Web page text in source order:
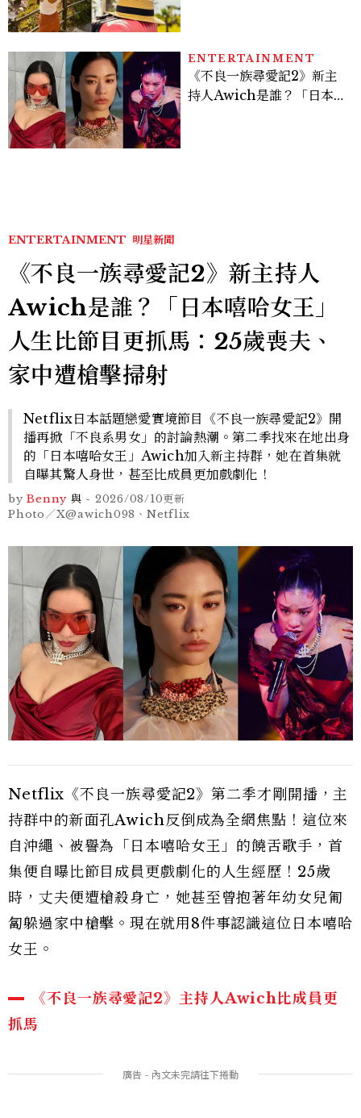
ENTERTAINMENT
《不良一族尋愛記2》新主
持人Awich是誰？「日本嘻
ENTERTAINMENT 明星新聞
《不良一族尋愛記2》新主持人
Awich是誰？「日本嘻哈女王」
人生比節目更抓馬：25歲喪夫、
家中遭槍擊掃射
Netflix日本話題戀愛實境節目《不良一族尋愛記2》開
播再掀「不良系男女」的討論熱潮。第二季找來在地出身
的「日本嘻哈女王」Awich加入新主持群，她在首集就
自曝其驚人身世，甚至比成員更加戲劇化！
by Benny 與 - 2026/08/10更新
Photo／X@awich098、Netflix
Netflix《不良一族尋愛記2》第二季才剛開播，主
持群中的新面孔Awich反倒成為全網焦點！這位來
自沖繩、被譽為「日本嘻哈女王」的饒舌歌手，首
集便自曝比節目成員更戲劇化的人生經歷！25歲
時，丈夫便遭槍殺身亡，她甚至曾抱著年幼女兒匍
匐躲過家中槍擊。現在就用8件事認識這位日本嘻哈
女王。
《不良一族尋愛記2》主持人Awich比成員更
抓馬